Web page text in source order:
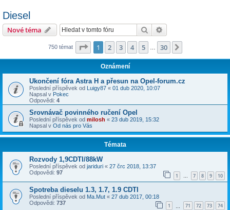
Diesel
Nové téma Hledat
750 témat Stránka z 30
1 2 3 4 5 30
Oznámení
Ukončení fóra Astra H a přesun na Opel-forum.cz
Poslední příspěvek od Luigy87 « 01 dub 2020, 10:07
Napsal v Pokec
Odpovědi: 4
Srovnávač povinného ručení Opel
Poslední příspěvek od milosh « 23 dub 2019, 15:32
Napsal v Od nás pro Vás
Témata
Rozvody 1,9CDTI/88kW
Poslední příspěvek od jariduri « 27 črc 2018, 13:37
Odpovědi: 97 1 … 7 8 9 10
Spotreba dieselu 1.3, 1.7, 1.9 CDTI
Poslední příspěvek od Ma.Mut « 27 dub 2017, 00:18
Odpovědi: 737 1 71 72 73 74